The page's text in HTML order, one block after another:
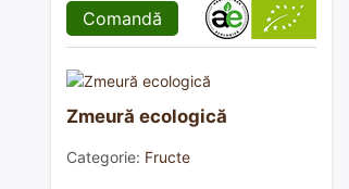
Comandă
Zmeură ecologică
Categorie: Fructe